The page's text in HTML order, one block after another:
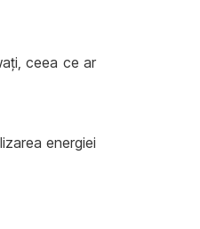
ceea ce ar
energiei